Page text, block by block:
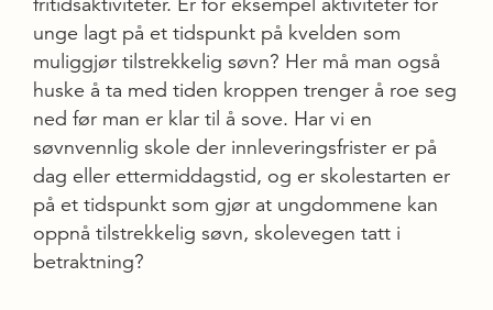
fritidsaktiviteter. Er for eksempel aktiviteter for
unge lagt på et tidspunkt på kvelden som
muliggjør tilstrekkelig søvn? Her må man også
huske å ta med tiden kroppen trenger å roe seg
ned før man er klar til å sove. Har vi en
søvnvennlig skole der innleveringsfrister er på
dag eller ettermiddagstid, og er skolestarten er
på et tidspunkt som gjør at ungdommene kan
oppnå tilstrekkelig søvn, skolevegen tatt i
betraktning?